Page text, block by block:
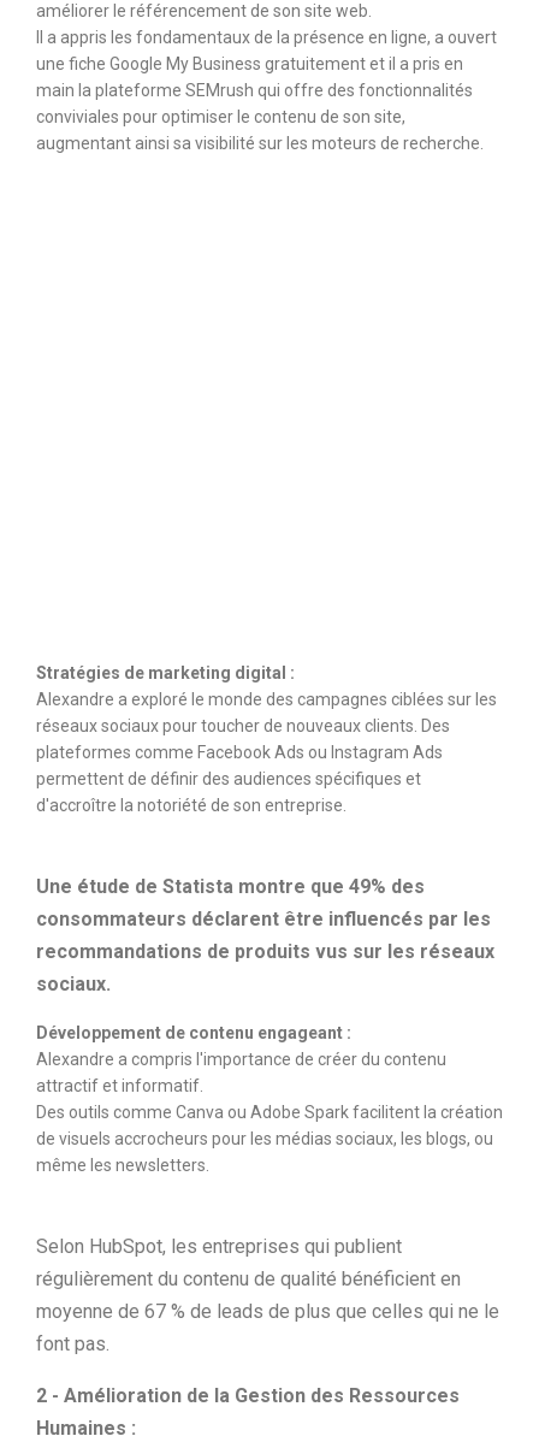
améliorer le référencement de son site web.
Il a appris les fondamentaux de la présence en ligne, a ouvert
une fiche Google My Business gratuitement et il a pris en
main la plateforme SEMrush qui offre des fonctionnalités
conviviales pour optimiser le contenu de son site,
augmentant ainsi sa visibilité sur les moteurs de recherche.
Stratégies de marketing digital :
Alexandre a exploré le monde des campagnes ciblées sur les
réseaux sociaux pour toucher de nouveaux clients. Des
plateformes comme Facebook Ads ou Instagram Ads
permettent de définir des audiences spécifiques et
d'accroître la notoriété de son entreprise.
Une étude de Statista montre que 49% des
consommateurs déclarent être influencés par les
recommandations de produits vus sur les réseaux
sociaux.
Développement de contenu engageant :
Alexandre a compris l'importance de créer du contenu
attractif et informatif.
Des outils comme Canva ou Adobe Spark facilitent la création
de visuels accrocheurs pour les médias sociaux, les blogs, ou
même les newsletters.
Selon HubSpot, les entreprises qui publient
régulièrement du contenu de qualité bénéficient en
moyenne de 67 % de leads de plus que celles qui ne le
font pas.
2 - Amélioration de la Gestion des Ressources
Humaines :